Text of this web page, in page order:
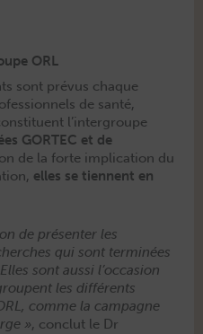
ORL
sont prévus chaque
de san­té,
l’intergroupe
GORTEC et de
de la forte impli­ca­tion du
elles se tien­nent en
de présen­ter les
qui sont ter­minées
sont aus­si l’occasion
les dif­férents
comme la cam­pagne
», con­clut le Dr